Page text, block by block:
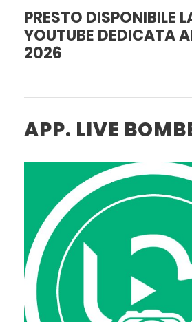
PRESTO DISPONIBILE
YOUTUBE DEDICATA
2026
APP. LIVE